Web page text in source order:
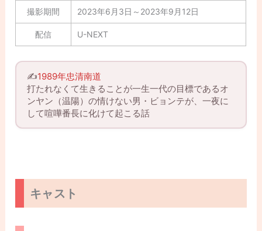
撮影期間 2023年6月3日～2023年9月12日
配信 U-NEXT
✍️1989年忠清南道
打たれなくて生きることが一生一代の目標であるオ
ンヤン（温陽）の情けない男・ビョンテが、一夜に
して喧嘩番長に化けて起こる話
キャスト